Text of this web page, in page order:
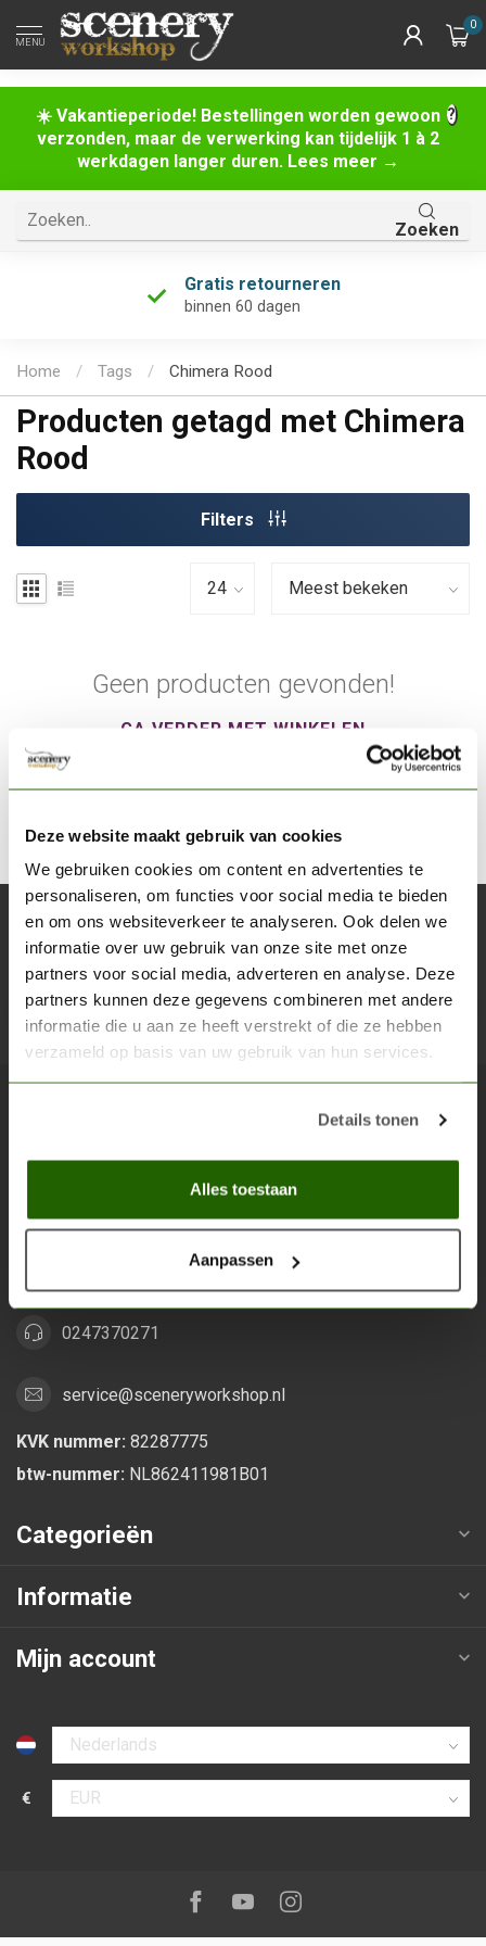
Deze website maakt gebruik van cookies
We gebruiken cookies om content en advertenties te
personaliseren, om functies voor social media te bieden
en om ons websiteverkeer te analyseren. Ook delen we
informatie over uw gebruik van onze site met onze
partners voor social media, adverteren en analyse. Deze
partners kunnen deze gegevens combineren met andere
informatie die u aan ze heeft verstrekt of die ze hebben
verzameld op basis van uw gebruik van hun services.
Details tonen
Alles toestaan
Aanpassen
☀️ Vakantieperiode! Bestellingen worden gewoon
verzonden, maar de verwerking kan tijdelijk 1 à 2
werkdagen langer duren. Lees meer →
MENU
0
Zoeken
Gratis retourneren
binnen 60 dagen
Home / Tags / Chimera Rood
Producten getagd met Chimera
Rood
Filters
Geen producten gevonden!
GA VERDER MET WINKELEN
Abonneer je op onze nieuwsbrief
Blijf op de hoogte over onze laatste acties
Alles voor je miniature wargaming en scenery
Grootstalselaan 46
0247370271
service@sceneryworkshop.nl
KVK nummer: 82287775
btw-nummer: NL862411981B01
Categorieën
Informatie
Mijn account
Selecteer taal
€
Selecteer valuta
Volg ons op:Facebook
YoutubeInstagram